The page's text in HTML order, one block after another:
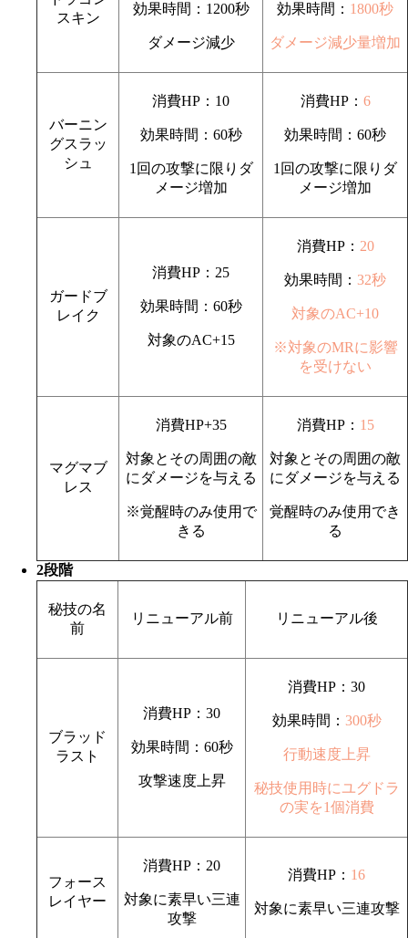
スキン
効果時間：1200秒
ダメージ減少
効果時間： 1800秒
ダメージ減少量増加
バーニン
グスラッ
シュ
消費HP：10
効果時間：60秒
1回の攻撃に限りダ
メージ増加
消費HP： 6
効果時間：60秒
1回の攻撃に限りダ
メージ増加
ガードブ
レイク
消費HP：25
効果時間：60秒
対象のAC+15
消費HP： 20
効果時間： 32秒
対象のAC+10
※対象のMRに影響
を受けない
マグマブ
レス
消費HP+35
対象とその周囲の敵
にダメージを与える
※覚醒時のみ使用で
きる
消費HP： 15
対象とその周囲の敵
にダメージを与える
覚醒時のみ使用でき
る
2段階
秘技の名
前
リニューアル前 リニューアル後
ブラッド
ラスト
消費HP：30
効果時間：60秒
攻撃速度上昇
消費HP：30
効果時間： 300秒
行動速度上昇
秘技使用時にユグドラ
の実を1個消費
フォース
レイヤー
消費HP：20
対象に素早い三連
攻撃
消費HP： 16
対象に素早い三連攻撃